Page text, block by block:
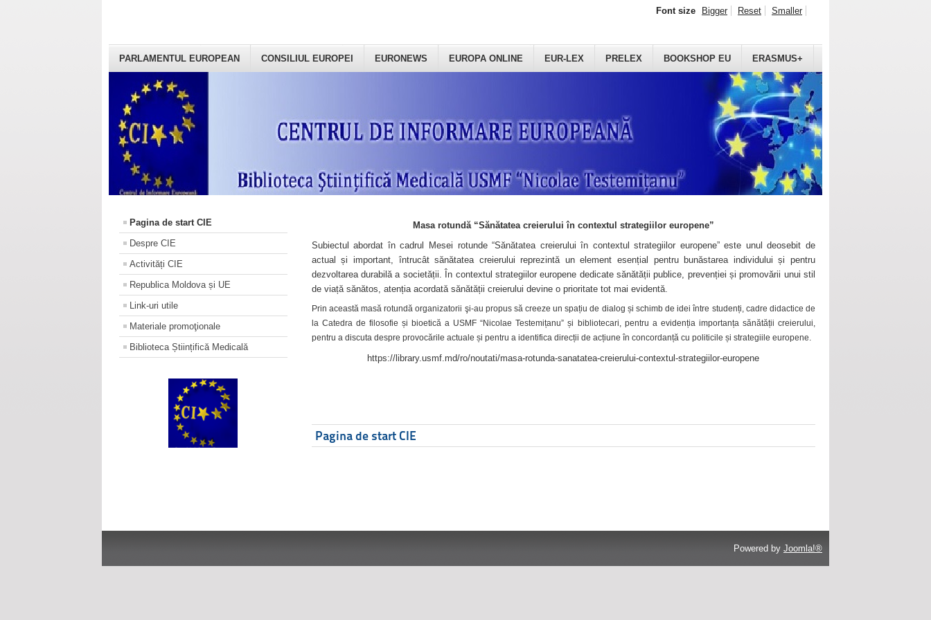
PARLAMENTUL EUROPEAN CONSILIUL EUROPEI EURONEWS EUROPA ONLINE EUR-LEX PRELEX BOOKSHOP EU ERASMUS+
Font size Bigger Reset Smaller
Pagina de start CIE
Despre CIE
Activități CIE
Republica Moldova și UE
Link-uri utile
Materiale promoţionale
Biblioteca Științifică Medicală
Masa rotundă “Sănătatea creierului în contextul strategiilor europene”
Subiectul abordat în cadrul Mesei rotunde “Sănătatea creierului în contextul strategiilor europene” este unul deosebit de
actual și important, întrucât sănătatea creierului reprezintă un element esențial pentru bunăstarea individului și pentru
dezvoltarea durabilă a societății. În contextul strategiilor europene dedicate sănătății publice, prevenției și promovării unui stil
de viață sănătos, atenția acordată sănătății creierului devine o prioritate tot mai evidentă.
Prin această masă rotundă organizatorii şi-au propus să creeze un spațiu de dialog și schimb de idei între studenți, cadre didactice de
la Catedra de filosofie și bioetică a USMF “Nicolae Testemițanu” și bibliotecari, pentru a evidenția importanța sănătății creierului,
pentru a discuta despre provocările actuale și pentru a identifica direcții de acțiune în concordanță cu politicile și strategiile europene.
https://library.usmf.md/ro/noutati/masa-rotunda-sanatatea-creierului-contextul-strategiilor-europene
Pagina de start CIE
Powered by Joomla!®